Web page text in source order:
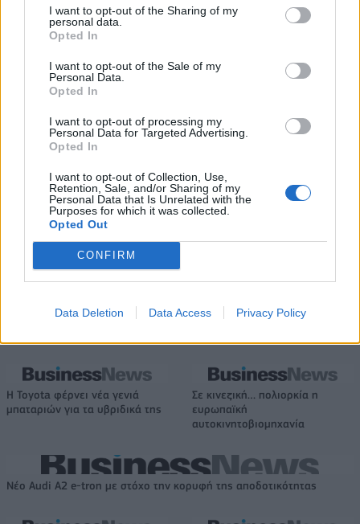
I want to opt-out of the Sharing of my
personal data.
Opted In
I want to opt-out of the Sale of my
Personal Data.
Opted In
I want to opt-out of processing my
Personal Data for Targeted Advertising.
Opted In
I want to opt-out of Collection, Use,
Retention, Sale, and/or Sharing of my
Personal Data that Is Unrelated with the
Purposes for which it was collected.
Opted Out
CONFIRM
Data Deletion Data Access Privacy Policy
Ιωάννινα κόντρα στην Ιρλανδία
(live stream)
εκατ. ευρώ και αύξηση κερδών
57% - Τα νέα στοιχήματα σε
κέρδη 313 εκατ. ευρώ
Χρηματοδότηση 8 εκατ. ευρώ
σε 843 μέσα ενημέρωσης-
Ξεκίνησε το πενταετές
πρόγραμμα ενίσχυσης του
Media: Με ενίσχυση 8 εκατ.
ευρώ σε 451 επιχειρήσεις
ξεκίνησε το πρόγραμμα
IAB Hellas: Νέα Διοικούσα Επιτροπή και νέο Διοικητικό Συμβούλιο -
Η Toyota φέρνει νέα γενιά
μπαταριών για τα υβριδικά της
Σε κινεζική… πολιορκία η
ευρωπαϊκή
αυτοκινητοβιομηχανία
Νέο Audi A2 e-tron με στόχο την κορυφή της αποδοτικότητας